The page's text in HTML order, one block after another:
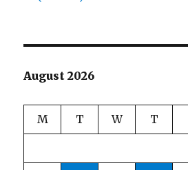
August 2026
M T W T